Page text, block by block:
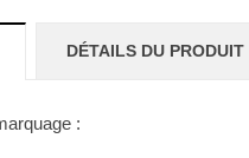
DÉTAILS DU PRODUIT
: